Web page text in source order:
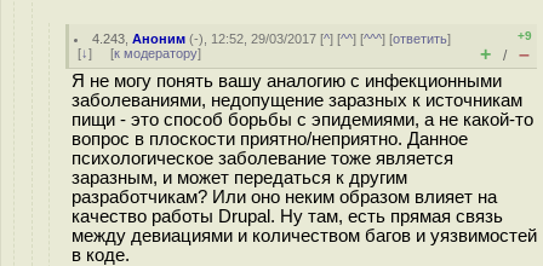
4.243 ,Аноним (-), 12:52, 29/03/2017 [^] [^^] [^^^] [ответить]
[↓] [к модератору]
+9
+ / –
Я не могу понять вашу аналогию с инфекционными
заболеваниями, недопущение заразных к источникам
пищи - это способ борьбы с эпидемиями, а не какой-то
вопрос в плоскости приятно/неприятно. Данное
психологическое заболевание тоже является
заразным, и может передаться к другим
разработчикам? Или оно неким образом влияет на
качество работы Drupal. Ну там, есть прямая связь
между девиациями и количеством багов и уязвимостей
в коде.